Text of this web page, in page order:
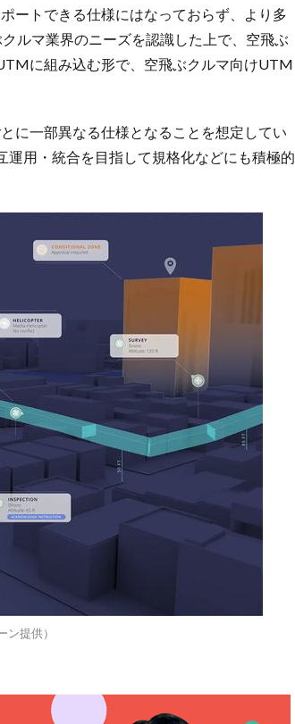
ートできる仕様にはなっておらず、より多
ルマ業界のニーズを認識した上で、空飛ぶ
に組み込む形で、空飛ぶクルマ向けUTM
に一部異なる仕様となることを想定してい
用・統合を目指して規格化などにも積極的
提供）